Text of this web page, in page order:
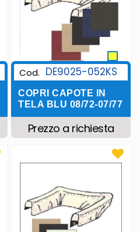
Cod. DE9025-052KS
COPRI CAPOTE IN
TELA BLU 08/72-07/77
Prezzo a richiesta